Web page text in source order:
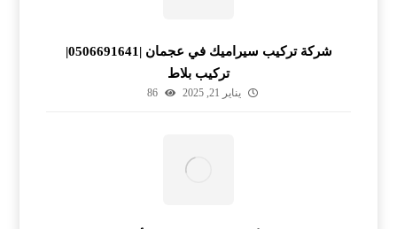
شركة تركيب سيراميك في عجمان |0506691641|
تركيب بلاط
يناير 21, 2025 86